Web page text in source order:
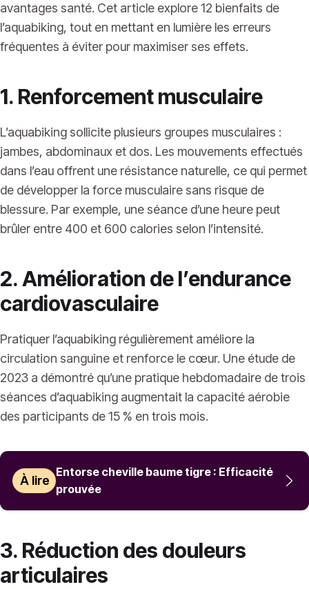
avantages santé. Cet article explore 12 bienfaits de
l’aquabiking, tout en mettant en lumière les erreurs
fréquentes à éviter pour maximiser ses effets.
1. Renforcement musculaire
L’aquabiking sollicite plusieurs groupes musculaires :
jambes, abdominaux et dos. Les mouvements effectués
dans l’eau offrent une résistance naturelle, ce qui permet
de développer la force musculaire sans risque de
blessure. Par exemple, une séance d’une heure peut
brûler entre 400 et 600 calories selon l’intensité.
2. Amélioration de l’endurance
cardiovasculaire
Pratiquer l’aquabiking régulièrement améliore la
circulation sanguine et renforce le cœur. Une étude de
2023 a démontré qu’une pratique hebdomadaire de trois
séances d’aquabiking augmentait la capacité aérobie
des participants de 15 % en trois mois.
À lire
Entorse cheville baume tigre : Efficacité
prouvée
3. Réduction des douleurs
articulaires